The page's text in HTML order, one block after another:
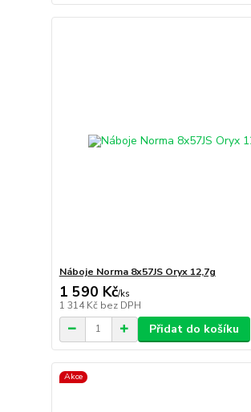
Náboje Norma 8x57JS Oryx 12,7g
1 590 Kč/ks
1 314 Kč bez DPH
Přidat do košíku
Akce